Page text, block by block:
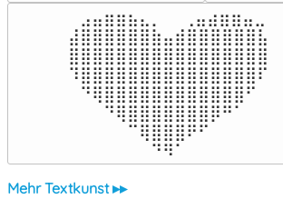
⠀⣠⣤⣶⣶⣦⣄⡀  ⠀⢀⣤⣴⣶⣶⣤⣀⠀
⣼⣿⣿⣿⣿⣿⣿⣷⣤⣾⣿⣿⣿⣿⣿⣿⣧
⣿⣿⣿⣿⣿⣿⣿⣿⣿⣿⣿⣿⣿⣿⣿⣿⣿
⠹⣿⣿⣿⣿⣿⣿⣿⣿⣿⣿⣿⣿⣿⣿⣿⠏
⠀⠙⢿⣿⣿⣿⣿⣿⣿⣿⣿⣿⣿⣿⣿⠋⠀
⠀⠀⠀⠙⢿⣿⣿⣿⣿⣿⣿⣿⡿⠛⠁⠀⠀
⠀⠀⠀⠀⠀⠉⢿⣿⣿⣿⠟⠋⠀⠀⠀⠀⠀
Mehr Textkunst ▸▸